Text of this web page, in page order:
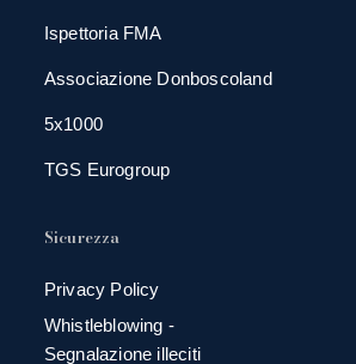
Ispettoria FMA
Associazione Donboscoland
5x1000
TGS Eurogroup
Sicurezza
Privacy Policy
Whistleblowing -
Segnalazione illeciti